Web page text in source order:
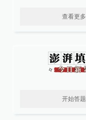
查看更多
开始答题